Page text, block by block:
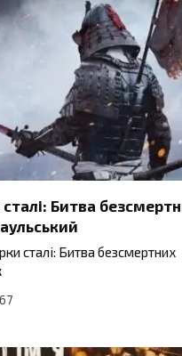
Битва
сталі: Битва безсмертних